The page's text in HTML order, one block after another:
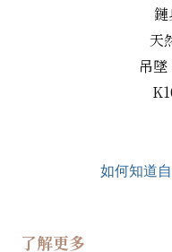
天
吊墜
如何知道
了解更多